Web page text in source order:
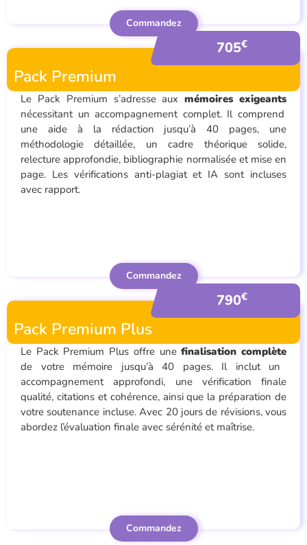
Commandez
705€
Pack Premium
Le Pack Premium s’adresse auxmémoires exigeants
nécessitant un accompagnement complet. Il comprend
une aide à la rédaction jusqu’à 40 pages, une
méthodologie détaillée, un cadre théorique solide,
relecture approfondie, bibliographie normalisée et mise en
page. Les vérifications anti-plagiat et IA sont incluses
avec rapport.
Commandez
790€
Pack Premium Plus
Le Pack Premium Plus offre unefinalisation complète
de votre mémoire jusqu’à 40 pages. Il inclut un
accompagnement approfondi, une vérification finale
qualité, citations et cohérence, ainsi que la préparation de
votre soutenance incluse. Avec 20 jours de révisions, vous
abordez l’évaluation finale avec sérénité et maîtrise.
Commandez